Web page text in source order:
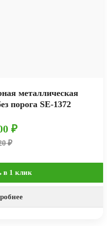
металлическая
порога SE-1372
₽
₽
в 1 клик